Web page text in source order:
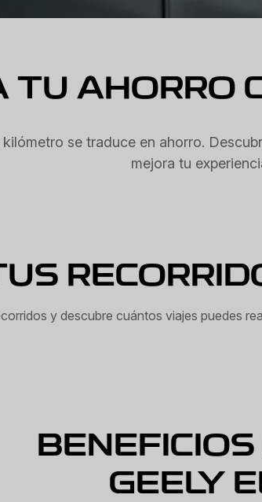
TU AHORRO
se traduce en ahorro.
mejora tu
y descubre cuántos viajes puedes
GEELY